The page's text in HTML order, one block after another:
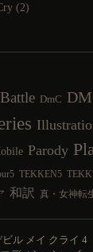
(2)
DmC
Parody
TEKKEN5
和訳 真・女神転